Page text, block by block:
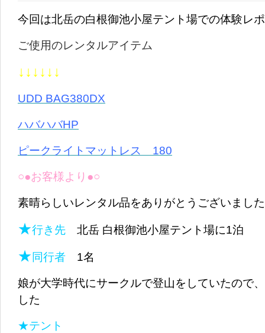
今回は北岳の白根御池小屋テント場での体験レ
ご使用のレンタルアイテム
↓↓↓↓↓↓
UDD BAG380DX
ハバハバHP
ピークライトマットレス 180
○●お客様より●○
素晴らしいレンタル品をありがとうございました
★行き先 北岳 白根御池小屋テント場に1泊
★同行者 1名
娘が大学時代にサークルで登山をしていたので
した
★テント